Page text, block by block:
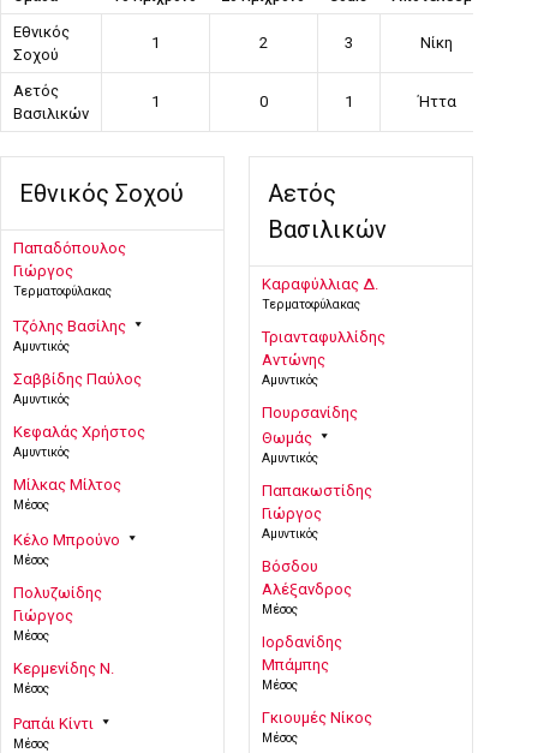
Εθνικός
Σοχού
1 2 3 Νίκη
Αετός
Βασιλικών
1 0 1 Ήττα
Εθνικός Σοχού
Παπαδόπουλος
Γιώργος
Τερματοφύλακας
Τζόλης Βασίλης
Αμυντικός
Σαββίδης Παύλος
Αμυντικός
Κεφαλάς Χρήστος
Αμυντικός
Μίλκας Μίλτος
Μέσος
Κέλο Μπρούνο
Μέσος
Πολυζωίδης
Γιώργος
Μέσος
Κερμενίδης Ν.
Μέσος
Ραπάι Κίντι
Μέσος
Αετός
Βασιλικών
Καραφύλλιας Δ.
Τερματοφύλακας
Τριανταφυλλίδης
Αντώνης
Αμυντικός
Πουρσανίδης
Θωμάς
Αμυντικός
Παπακωστίδης
Γιώργος
Αμυντικός
Βόσδου
Αλέξανδρος
Μέσος
Ιορδανίδης
Μπάμπης
Μέσος
Γκιουμές Νίκος
Μέσος